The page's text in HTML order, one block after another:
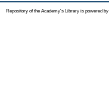
Repository of the Academy's Library is powered by